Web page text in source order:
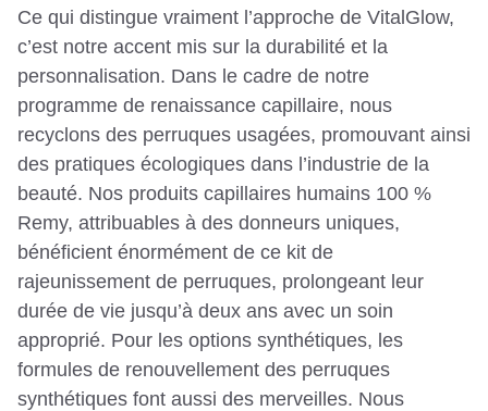
Ce qui distingue vraiment l’approche de VitalGlow,
c’est notre accent mis sur la durabilité et la
personnalisation. Dans le cadre de notre
programme de renaissance capillaire, nous
recyclons des perruques usagées, promouvant ainsi
des pratiques écologiques dans l’industrie de la
beauté. Nos produits capillaires humains 100 %
Remy, attribuables à des donneurs uniques,
bénéficient énormément de ce kit de
rajeunissement de perruques, prolongeant leur
durée de vie jusqu’à deux ans avec un soin
approprié. Pour les options synthétiques, les
formules de renouvellement des perruques
synthétiques font aussi des merveilles. Nous